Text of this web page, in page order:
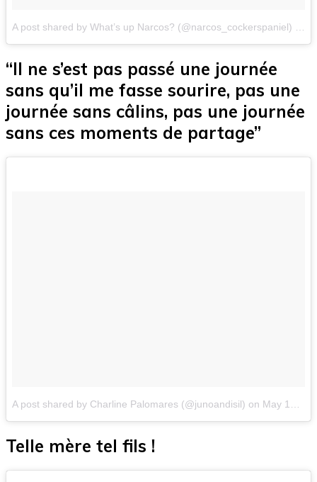
A post shared by What’s up Narcos? (@narcos_cockerspaniel)
“Il ne s’est pas passé une journée
sans qu’il me fasse sourire, pas une
journée sans câlins, pas une journée
sans ces moments de partage”
A post shared by Charline Palomares (@junoandisil) on May 13, 2018 at 7:55am PDT
Telle mère tel fils !